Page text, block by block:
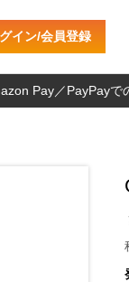
イン/会員登録
Pay／PayPayで